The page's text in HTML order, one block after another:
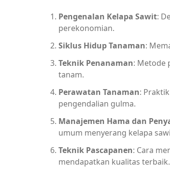
Pengenalan Kelapa Sawit:
perekonomian.
Siklus Hidup Tanaman:
Teknik Penanaman: Metode
tanam.
Perawatan Tanaman:
pengendalian gulma.
Manajemen Hama dan
umum menyerang kelapa
Teknik Pascapanen: Cara
mendapatkan kualitas terbaik.